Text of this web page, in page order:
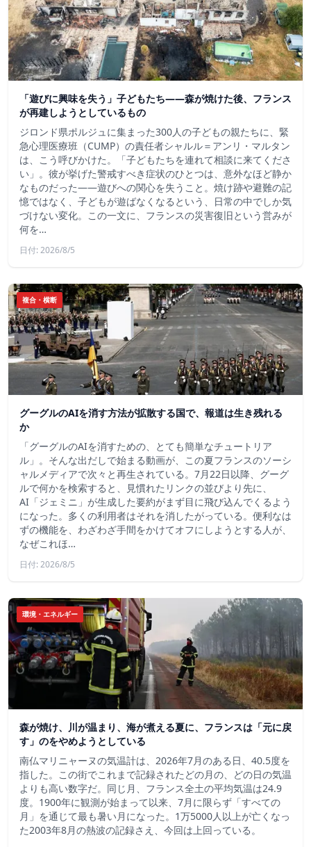
「遊びに興味を失う」子どもたち——森が焼けた後、フランス
が再建しようとしているもの
ジロンド県ポルジュに集まった300人の子どもの親たちに、緊
急心理医療班（CUMP）の責任者シャルル＝アンリ・マルタン
は、こう呼びかけた。「子どもたちを連れて相談に来てくださ
い」。彼が挙げた警戒すべき症状のひとつは、意外なほど静か
なものだった――遊びへの関心を失うこと。焼け跡や避難の記
憶ではなく、子どもが遊ばなくなるという、日常の中でしか気
づけない変化。この一文に、フランスの災害復旧という営みが
何を…
日付: 2026/8/5
複合・横断
グーグルのAIを消す方法が拡散する国で、報道は生き残れる
か
「グーグルのAIを消すための、とても簡単なチュートリア
ル」。そんな出だしで始まる動画が、この夏フランスのソーシ
ャルメディアで次々と再生されている。7月22日以降、グーグ
ルで何かを検索すると、見慣れたリンクの並びより先に、
AI「ジェミニ」が生成した要約がまず目に飛び込んでくるよう
になった。多くの利用者はそれを消したがっている。便利なは
ずの機能を、わざわざ手間をかけてオフにしようとする人が、
なぜこれほ…
日付: 2026/8/5
環境・エネルギー
森が焼け、川が温まり、海が煮える夏に、フランスは「元に戻
す」のをやめようとしている
南仏マリニャーヌの気温計は、2026年7月のある日、40.5度を
指した。この街でこれまで記録されたどの月の、どの日の気温
よりも高い数字だ。同じ月、フランス全土の平均気温は24.9
度。1900年に観測が始まって以来、7月に限らず「すべての
月」を通じて最も暑い月になった。1万5000人以上が亡くなっ
た2003年8月の熱波の記録さえ、今回は上回っている。